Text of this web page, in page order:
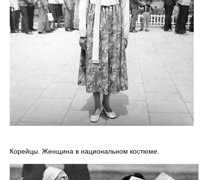
Корейцы. Женщина в национальном костюме.